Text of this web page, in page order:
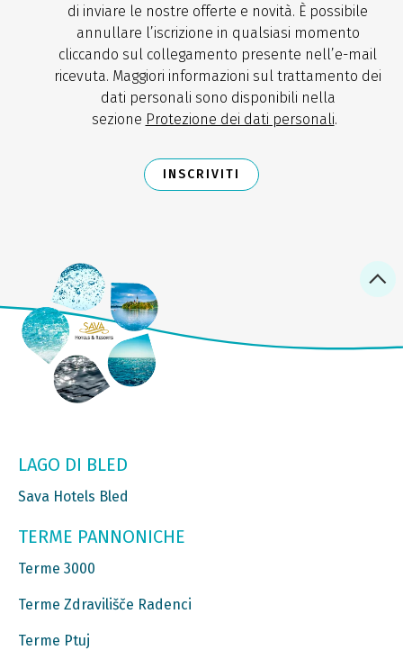
di inviare le nostre offerte e novità. È possibile
annullare l’iscrizione in qualsiasi momento
cliccando sul collegamento presente nell’e-mail
ricevuta. Maggiori informazioni sul trattamento dei
dati personali sono disponibili nella
sezione Protezione dei dati personali.
INSCRIVITI
LAGO DI BLED
Sava Hotels Bled
TERME PANNONICHE
Terme 3000
Terme Zdravilišče Radenci
Terme Ptuj